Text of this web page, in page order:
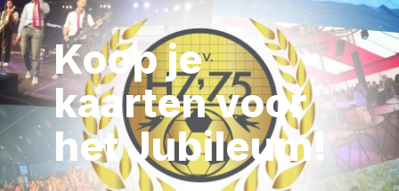
Koop je
kaarten voor
het Jubileum!